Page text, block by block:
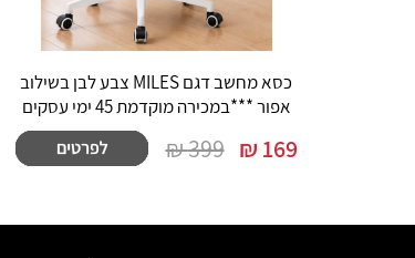
כסא מחשב דגם MILES צבע לבן בשילוב
אפור ***במכירה מוקדמת 45 ימי עסקים
169
₪
399 ₪